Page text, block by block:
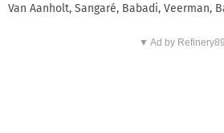
Van Aanholt, Sangaré, Babadi, Veerman,
▼ Ad by Refinery89